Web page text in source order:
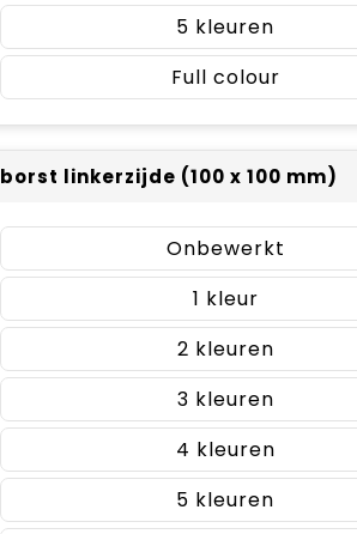
5
Full colour
borst linkerzijde (100 x 100 mm)
Onbewerkt
1
2
3
4
5